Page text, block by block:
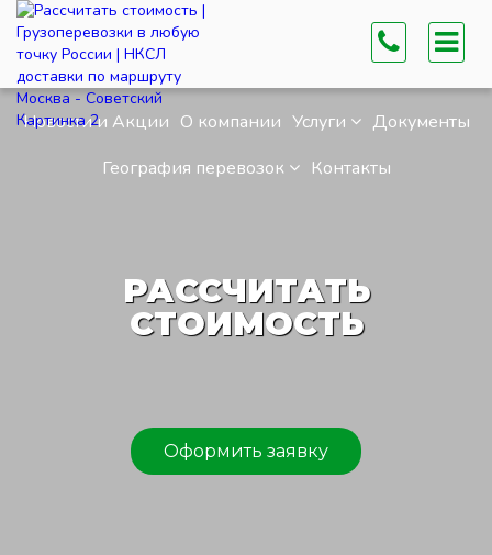
Новости и Акции О компании Услуги
Документы
География перевозок
Контакты
РАССЧИТАТЬ
СТОИМОСТЬ
Оформить заявку